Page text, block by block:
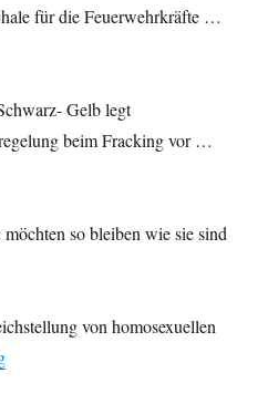
für die Feuerwehrkräfte …
Gelb legt
beim Fracking vor …
möchten so bleiben wie sie sind
von homosexuellen